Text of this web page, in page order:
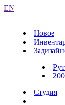
EN
Новое
Студия